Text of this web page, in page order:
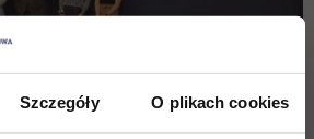
Szczegóły O plikach cookies